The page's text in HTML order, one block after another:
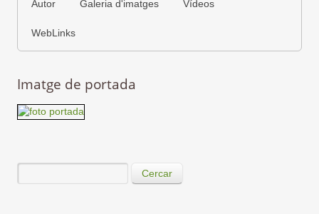
Autor Galeria d'imatges Vídeos
WebLinks
Imatge de portada
Cercar